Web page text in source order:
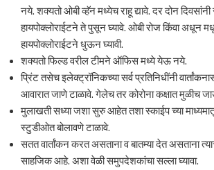
नये. शक्यतो ओबी व्हॅन मध्येच राहू द्यावे. दर दोन दिवसांनी
हायपोक्लोराईटने ते पुसून घ्यावे. ओबी रोज किंवा अधून
हायपोक्लोराईटने धुऊन घ्यावी.
शक्यतो फिल्ड वरील टीमने ऑफिस मध्ये येऊ नये.
प्रिंट तसेच इलेक्ट्रॉनिकच्या सर्व प्रतिनिधींनी
आवारात जाणे टाळावे. गेलेच तर कोरोना कक्षात मुळीच
मुलाखती सध्या जशा सुरु आहेत तशा स्काईप च्या माध्यमातून
स्टुडीओत बोलावणे टाळावे.
सतत वार्तांकन करत असताना व बातम्या देत असताना
साहजिक आहे. अशा वेळी समुपदेशकांचा सल्ला घ्यावा.